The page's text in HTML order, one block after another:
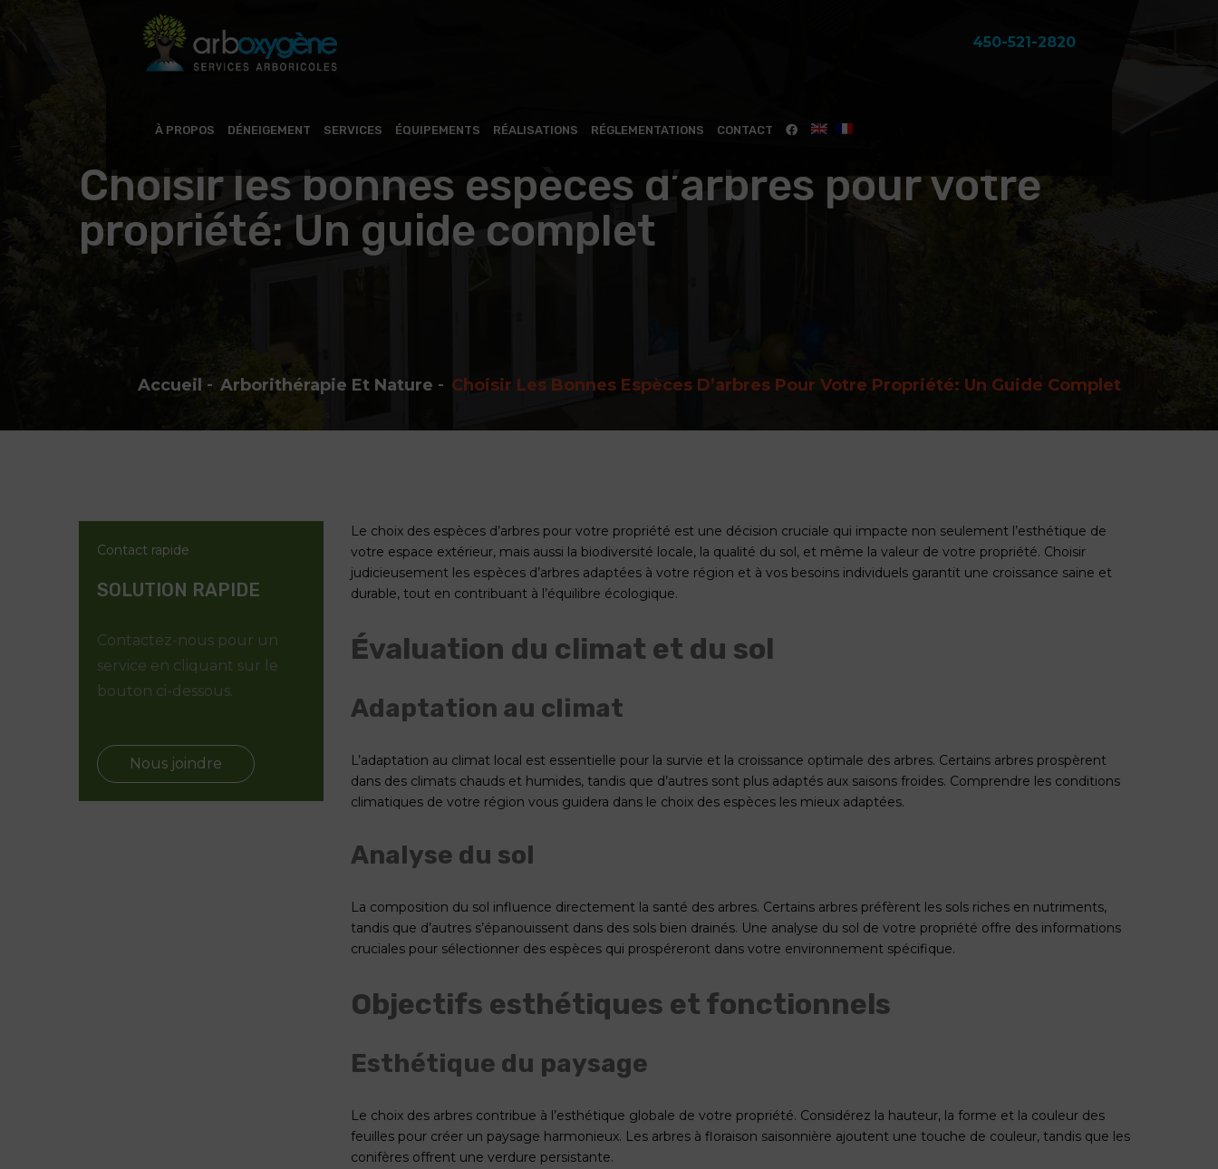
450-521-2820
À PROPOS DÉNEIGEMENT SERVICES ÉQUIPEMENTS RÉALISATIONS RÉGLEMENTATIONS CONTACT
Choisir les bonnes espèces d’arbres pour votre
propriété: Un guide complet
Accueil Arborithérapie Et Nature Choisir Les Bonnes Espèces D’arbres Pour Votre Propriété: Un Guide Complet
Contact rapide
SOLUTION RAPIDE
Contactez-nous pour un
service en cliquant sur le
bouton ci-dessous.
Nous joindre
Le choix des espèces d’arbres pour votre propriété est une décision cruciale qui impacte non seulement l’esthétique de
votre espace extérieur, mais aussi la biodiversité locale, la qualité du sol, et même la valeur de votre propriété. Choisir
judicieusement les espèces d’arbres adaptées à votre région et à vos besoins individuels garantit une croissance saine et
durable, tout en contribuant à l’équilibre écologique.
Évaluation du climat et du sol
Adaptation au climat
L’adaptation au climat local est essentielle pour la survie et la croissance optimale des arbres. Certains arbres prospèrent
dans des climats chauds et humides, tandis que d’autres sont plus adaptés aux saisons froides. Comprendre les conditions
climatiques de votre région vous guidera dans le choix des espèces les mieux adaptées.
Analyse du sol
La composition du sol influence directement la santé des arbres. Certains arbres préfèrent les sols riches en nutriments,
tandis que d’autres s’épanouissent dans des sols bien drainés. Une analyse du sol de votre propriété offre des informations
cruciales pour sélectionner des espèces qui prospéreront dans votre environnement spécifique.
Objectifs esthétiques et fonctionnels
Esthétique du paysage
Le choix des arbres contribue à l’esthétique globale de votre propriété. Considérez la hauteur, la forme et la couleur des
feuilles pour créer un paysage harmonieux. Les arbres à floraison saisonnière ajoutent une touche de couleur, tandis que les
conifères offrent une verdure persistante.